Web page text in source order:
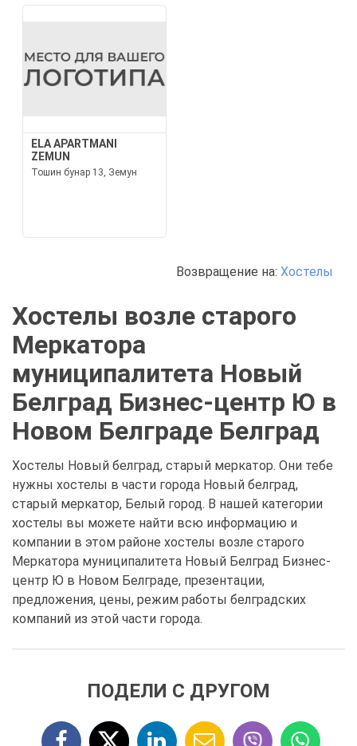
ELA APARTMANI
ZEMUN
Тошин бунар 13, Земун
Возвращение на: Хостелы
Хостелы возле старого
Меркатора
муниципалитета Новый
Белград Бизнес-центр Ю в
Новом Белграде Белград
Хостелы Новый белград, старый меркатор. Они тебе
нужны хостелы в части города Новый белград,
старый меркатор, Белый город. В нашей категории
хостелы вы можете найти всю информацию и
компании в этом районе хостелы возле старого
Меркатора муниципалитета Новый Белград Бизнес-
центр Ю в Новом Белграде, презентации,
предложения, цены, режим работы белградских
компаний из этой части города.
ПОДЕЛИ С ДРУГОМ